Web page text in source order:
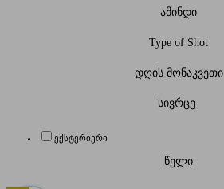
ამინდი
Type of Shot
დღის მონაკვეთი
სივრცე
ექსტერიერი
წელი